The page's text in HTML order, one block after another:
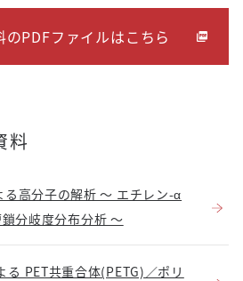
のPDFファイルはこちら
料
る高分子の解析 ～ エチレン-α
分岐度分布分析 ～
る PET共重合体(PETG)／ポリ